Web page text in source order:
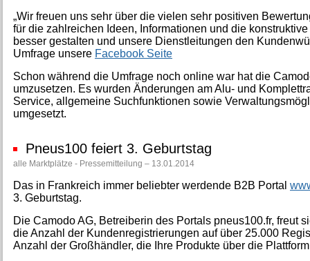
„Wir freuen uns sehr über die vielen sehr positiven
für die zahlreichen Ideen, Informationen und die
besser gestalten und unsere Dienstleitungen den
Umfrage unsere Facebook Seite
Schon während die Umfrage noch online war hat die
umzusetzen. Es wurden Änderungen am Alu- und
Service, allgemeine Suchfunktionen sowie
umgesetzt.
Pneus100 feiert 3. Geburtstag
alle Marktplätze - Pressemitteilung – 13.01.2014
Das in Frankreich immer beliebter werdende B2B Portal
3. Geburtstag.
Die Camodo AG, Betreiberin des Portals pneus100.fr, freut
die Anzahl der Kundenregistrierungen auf über 25.000
Anzahl der Großhändler, die Ihre Produkte über die